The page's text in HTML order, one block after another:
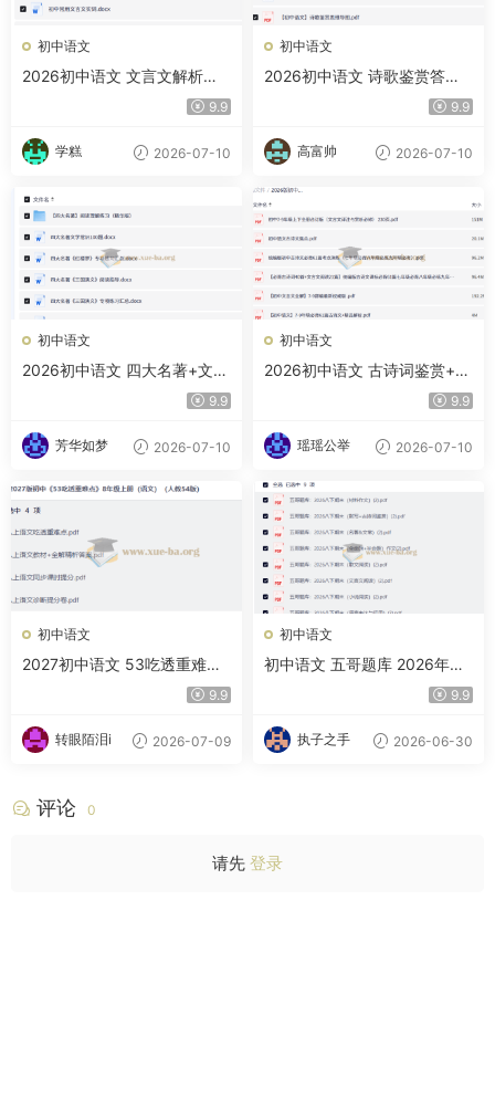
初中语文
2026初中语文 文言文解析技
9.9
学糕 2026-07-10
初中语文
2026初中语文 诗歌鉴赏答题
9.9
高富帅 2026-07-10
初中语文
2026初中语文 四大名著+文学
9.9
芳华如梦 2026-07-10
初中语文
2026初中语文 古诗词鉴赏+答
9.9
瑶瑶公举 2026-07-10
初中语文
2027初中语文 53吃透重难点
8年级上册（人教54版）
9.9
转眼陌泪i 2026-07-09
初中语文
初中语文 五哥题库 2026年期
9.9
执子之手 2026-06-30
评论 0
请先 登录